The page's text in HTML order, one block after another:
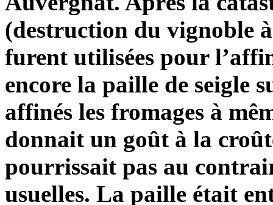
(destruction du vignoble
furent utilisées pour
encore la paille de seigle
affinés les fromages à
donnait un goût à la
pourrissait pas au
usuelles. La paille était